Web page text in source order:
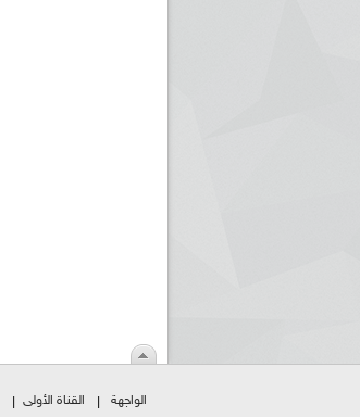
الواجهة القناة الأولى